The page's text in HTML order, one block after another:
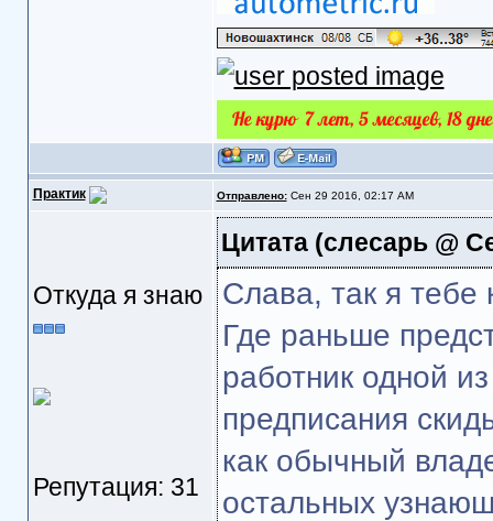
Практик Отправлено:Сен 29 2016, 02:17 AM
Откуда я знаю
Репутация: 31
Цитата(слесарь @
Слава, так я
Где раньше
работник одной
предписания
как обычный
остальных